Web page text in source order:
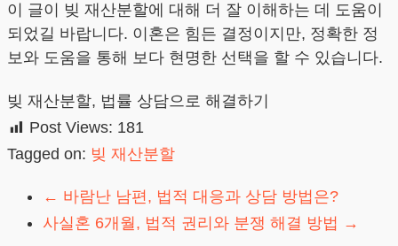
이 글이 빚 재산분할에 대해 더 잘 이해하는 데 도움이
되었길 바랍니다. 이혼은 힘든 결정이지만, 정확한 정
보와 도움을 통해 보다 현명한 선택을 할 수 있습니다.
빚 재산분할, 법률 상담으로 해결하기
Post Views: 181
Tagged on: 빚 재산분할
← 바람난 남편, 법적 대응과 상담 방법은?
사실혼 6개월, 법적 권리와 분쟁 해결 방법 →